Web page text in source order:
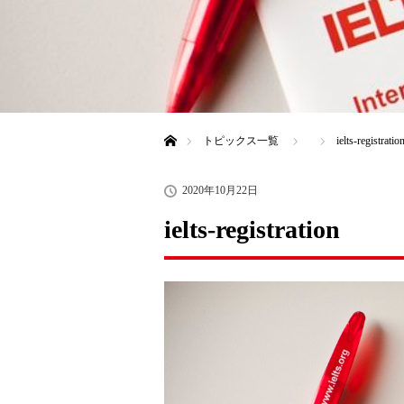
トピックス一覧
ielts-registration
2020年10月22日
ielts-registration